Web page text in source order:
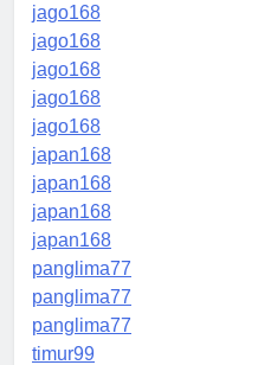
jago168
jago168
jago168
jago168
jago168
japan168
japan168
japan168
japan168
panglima77
panglima77
panglima77
timur99